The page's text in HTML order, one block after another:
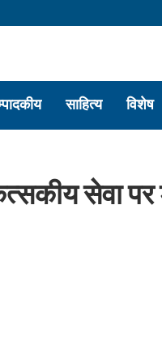
साहित्य विशेष
सेवा पर